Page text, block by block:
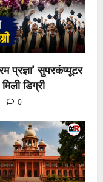
प्रज्ञा’ सुपरकंप्यूटर
डिग्री
0